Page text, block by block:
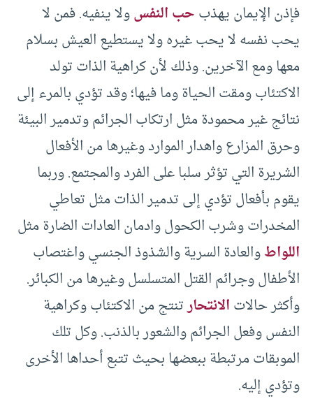
فإذن الإيمان يهذبحب النفسولا ينفيه. فمن لا
يحب نفسه لا يحب غيره ولا يستطيع العيش بسلام
معها ومع الآخرين. وذلك لأن كراهية الذات تولد
الاكتئاب ومقت الحياة وما فيها؛ وقد تؤدي بالمرء إلى
نتائج غير محمودة مثل ارتكاب الجرائم وتدمير البيئة
وحرق المزارع واهدار الموارد وغيرها من الأفعال
الشريرة التي تؤثر سلبا على الفرد والمجتمع. وربما
يقوم بأفعال تؤدي إلى تدمير الذات مثل تعاطي
المخدرات وشرب الكحول وادمان العادات الضارة مثل
اللواطوالعادة السرية والشذوذ الجنسي واغتصاب
الأطفال وجرائم القتل المتسلسل وغيرها من الكبائر.
وأكثر حالاتالانتحارتنتج من الاكتئاب وكراهية
النفس وفعل الجرائم والشعور بالذنب. وكل تلك
الموبقات مرتبطة ببعضها بحيث تتبع أحداها الأخرى
وتؤدي إليه.